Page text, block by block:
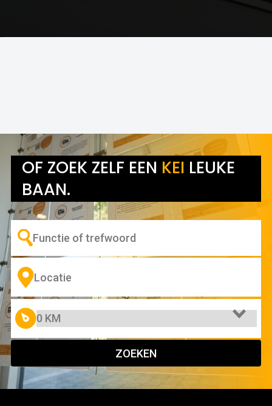
OF ZOEK ZELF EEN KEI LEUKE
BAAN.
ZOEKEN